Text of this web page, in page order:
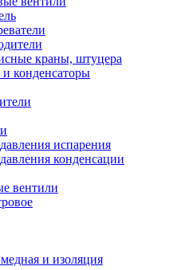
краны, штуцера
конденсаторы
испарения
конденсации
вентили
и изоляция